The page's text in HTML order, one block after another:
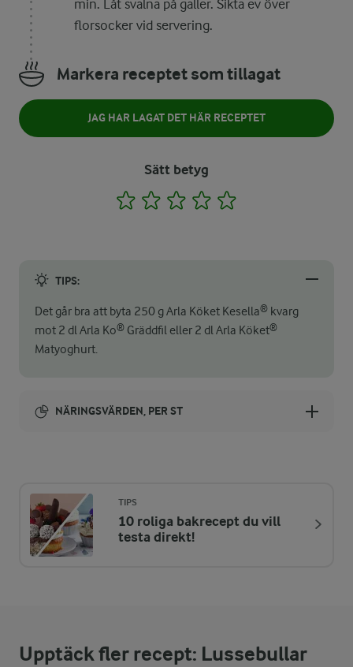
min. Låt svalna på galler. Sikta ev över
florsocker vid servering.
Markera receptet som tillagat
JAG HAR LAGAT DET HÄR RECEPTET
Sätt betyg
1 2 3 4
TIPS:
Det går bra att byta 250 g Arla Köket Kesella® kvarg
mot 2 dl Arla Ko® Gräddfil eller 2 dl Arla Köket®
Matyoghurt.
NÄRINGSVÄRDEN, PER ST
ENERGIDISTRIBUTION %
NÄRINGSVÄRDEN PER ST
Fett:
36,2 %
6,2 g
TIPS
10 roliga bakrecept du vill
testa direkt!
Upptäck fler recept: Lussebullar